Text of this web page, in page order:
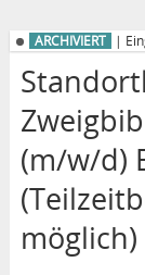
ARCHIVIERT |
(m/w/d)
möglich)